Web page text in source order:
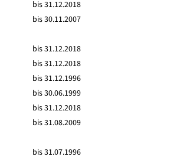
bis 31.12.2018
bis 30.11.2007
bis 31.12.2018
bis 31.12.2018
bis 31.12.1996
bis 30.06.1999
bis 31.12.2018
bis 31.08.2009
bis 31.07.1996